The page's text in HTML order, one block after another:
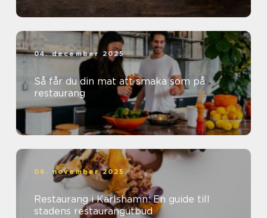
04. december 2025
Så får du din mat att smaka som på
restaurang
06. november 2025
Restaurang i Karlshamn: En guide till
stadens restaurangutbud